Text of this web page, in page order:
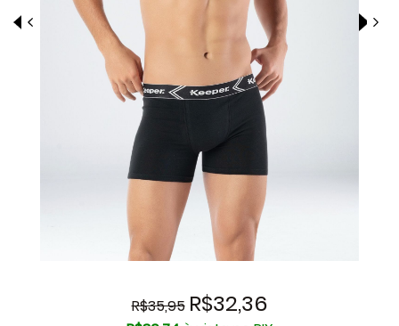
R$35,95 R$32,36